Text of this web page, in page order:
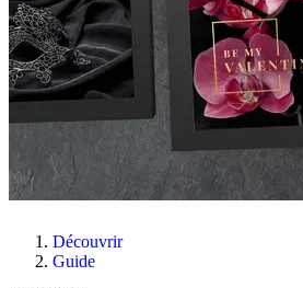
Découvrir
Guide